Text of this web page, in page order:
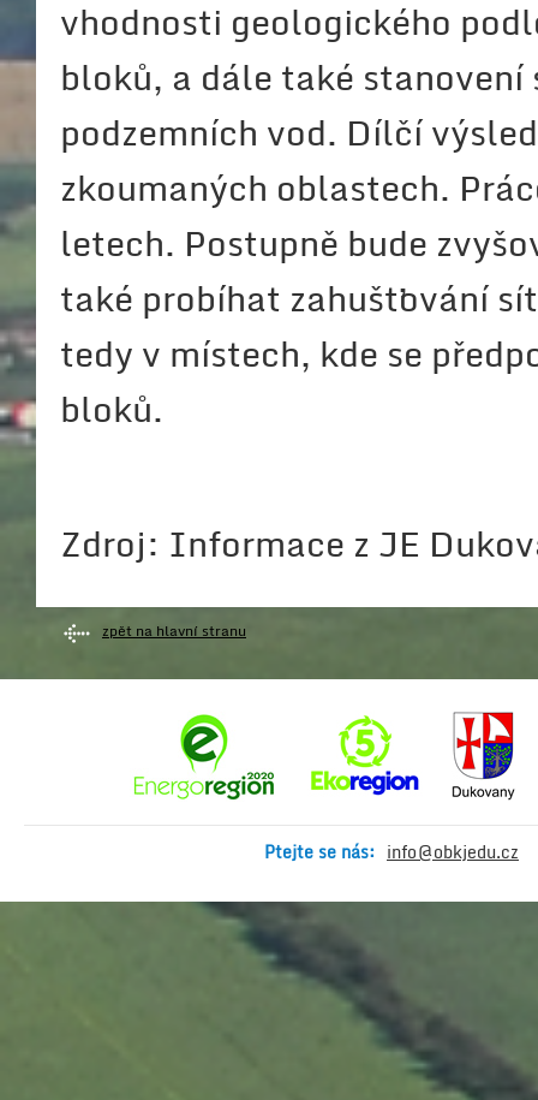
vhodnosti geologického
bloků, a dále také
podzemních vod. Dílčí
zkoumaných oblastech.
letech. Postupně bude
také probíhat zahušťování
tedy v místech, kde se
bloků.
Zdroj: Informace z JE
zpět na hlavní stranu
Ptejte se nás: info@obkjedu.cz